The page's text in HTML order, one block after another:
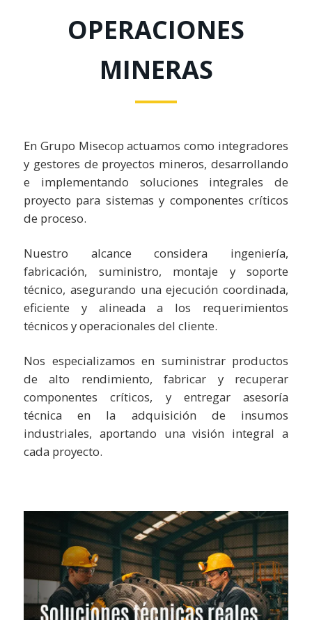
OPERACIONES
MINERAS
En Grupo Misecop actuamos como integradores
y gestores de proyectos mineros, desarrollando
e implementando soluciones integrales de
proyecto para sistemas y componentes críticos
de proceso.
Nuestro alcance considera ingeniería,
fabricación, suministro, montaje y soporte
técnico, asegurando una ejecución coordinada,
eficiente y alineada a los requerimientos
técnicos y operacionales del cliente.
Nos especializamos en suministrar productos
de alto rendimiento, fabricar y recuperar
componentes críticos, y entregar asesoría
técnica en la adquisición de insumos
industriales, aportando una visión integral a
cada proyecto.